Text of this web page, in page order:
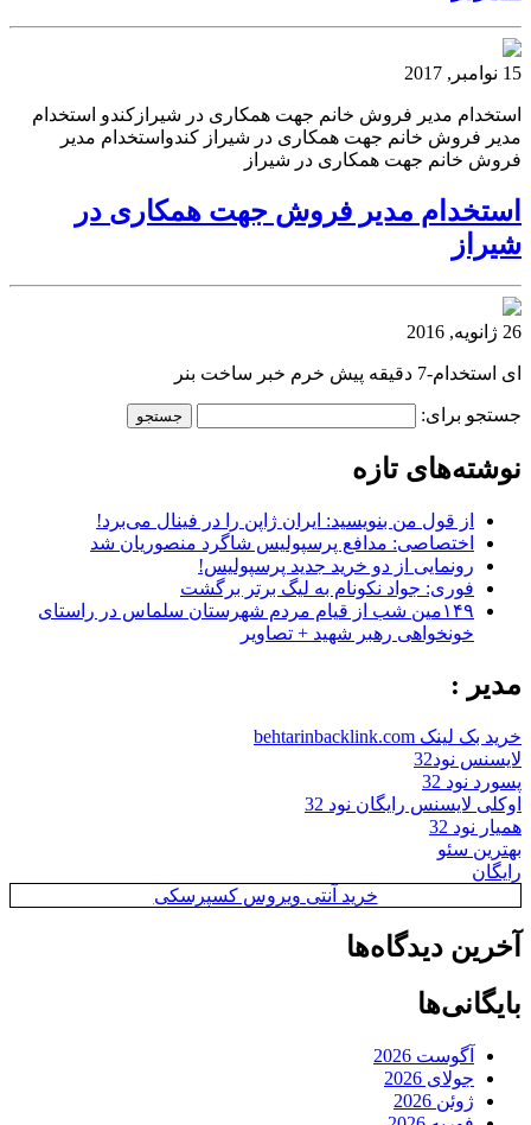
15 نوامبر, 2017
استخدام مدیر فروش خانم جهت همکاری در شیرازکندو استخدام
مدیر فروش خانم جهت همکاری در شیراز کندواستخدام مدیر
فروش خانم جهت همکاری در شیراز
استخدام مدیر فروش جهت همکاری در
شیراز
26 ژانویه, 2016
ای استخدام-7 دقیقه پیش خرم خبر ساخت بنر
جستجو برای:
نوشته‌های تازه
از قول من بنویسید: ایران ژاپن را در فینال می‌برد!
اختصاصی: مدافع پرسپولیس شاگرد منصوریان شد
رونمایی از دو خرید جدید پرسپولیس!
فوری: جواد نکونام به لیگ برتر برگشت
۱۴۹مین شب از قیام مردم شهرستان سلماس در راستای
خونخواهی رهبر شهید + تصاویر
مدیر :
خرید بک لینک behtarinbacklink.com
لایسنس نود32
پسورد نود 32
اوکلی لایسنس رایگان نود 32
همیار نود 32
بهترین سئو
رایگان
خرید آنتی ویروس کسپرسکی
آخرین دیدگاه‌ها
بایگانی‌ها
آگوست 2026
جولای 2026
ژوئن 2026